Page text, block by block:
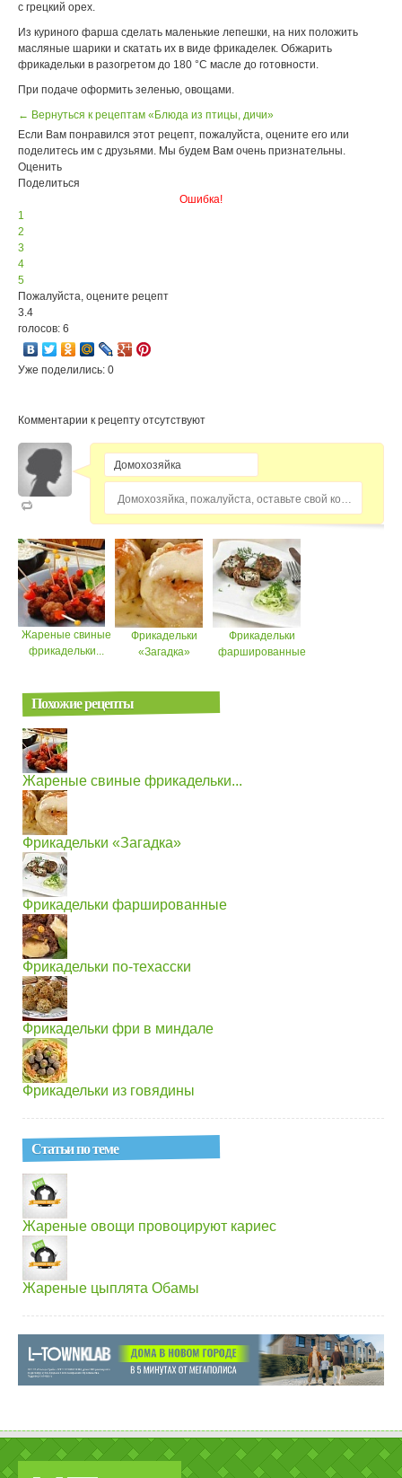
с грецкий орех.
Из куриного фарша сделать маленькие лепешки, на них положить
масляные шарики и скатать их в виде фрикаделек. Обжарить
фрикадельки в разогретом до 180 °С масле до готовности.
При подаче оформить зеленью, овощами.
← Вернуться к рецептам «Блюда из птицы, дичи»
Если Вам понравился этот рецепт, пожалуйста, оцените его или
поделитесь им с друзьями. Мы будем Вам очень признательны.
Оценить
Поделиться
Ошибка!
1
2
3
4
5
Пожалуйста, оцените рецепт
3.4
голосов: 6
Уже поделились: 0
Комментарии к рецепту отсутствуют
Домохозяйка, пожалуйста, оставьте свой комментарий...
Жареные свиные
фрикадельки...
Фрикадельки
«Загадка»
Фрикадельки
фаршированные
Похожие рецепты
Жареные свиные фрикадельки...
Фрикадельки «Загадка»
Фрикадельки фаршированные
Фрикадельки по-техасски
Фрикадельки фри в миндале
Фрикадельки из говядины
Статьи по теме
Жареные овощи провоцируют кариес
Жареные цыплята Обамы